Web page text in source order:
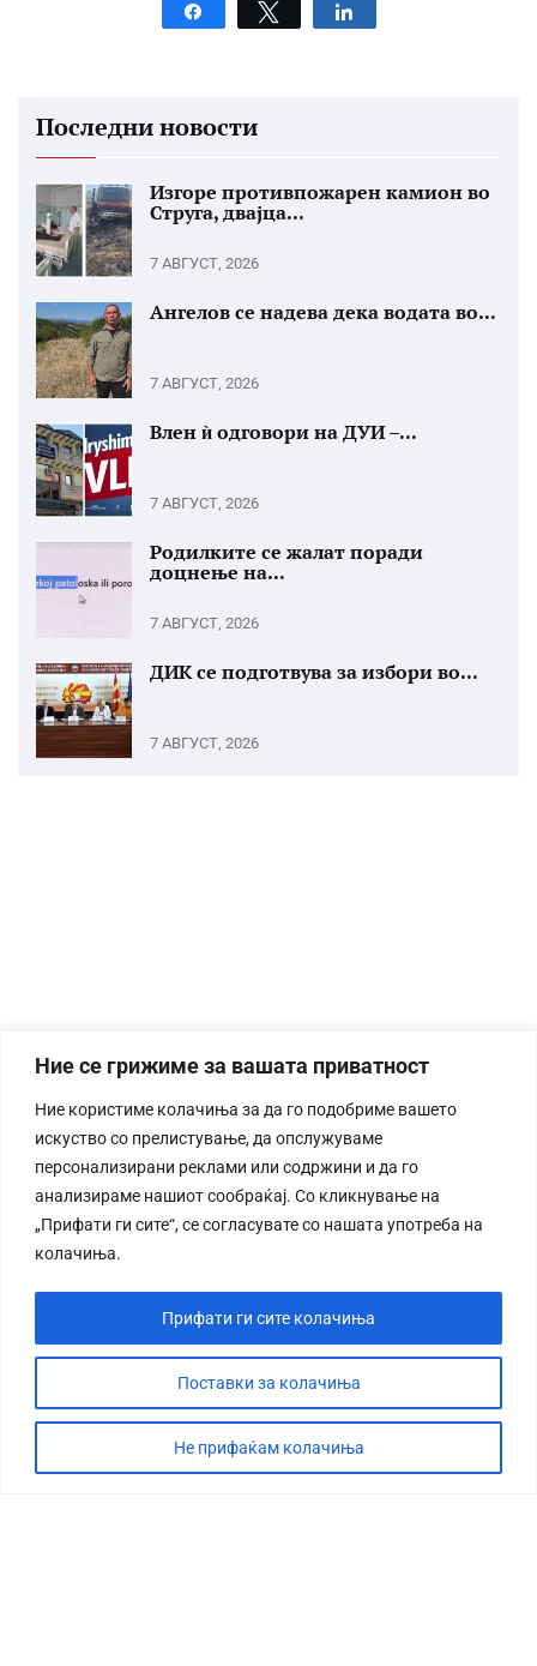
Ние се грижиме за вашата приватност
Ние користиме колачиња за да го подобриме вашето
искуство со прелистување, да опслужуваме
персонализирани реклами или содржини и да го
анализираме нашиот сообраќај. Со кликнување на
„Прифати ги сите“, се согласувате со нашата употреба на
колачиња.
Поставки за колачиња
Не прифаќам колачиња
Прифати ги сите колачиња
Share Tweet
Последни новости
Изгоре противпожарен камион во
Струга, двајца...
7 АВГУСТ, 2026
Ангелов се надева дека водата во...
7 АВГУСТ, 2026
Влен ѝ одговори на ДУИ –...
7 АВГУСТ, 2026
Родилките се жалат поради
доцнење на...
7 АВГУСТ, 2026
ДИК се подготвува за избори во...
7 АВГУСТ, 2026